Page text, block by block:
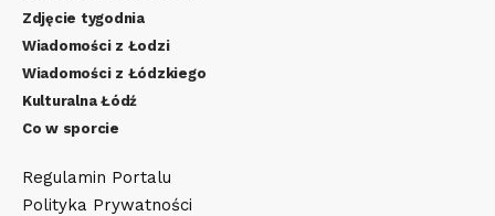
Zdjęcie tygodnia
Wiadomości z Łodzi
Wiadomości z Łódzkiego
Kulturalna Łódź
Co w sporcie
Regulamin Portalu
Polityka Prywatności